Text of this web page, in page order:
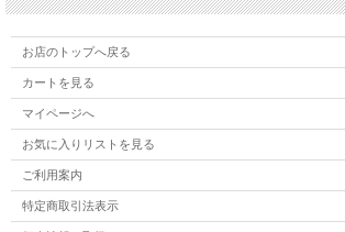
お店のトップへ戻る
カートを見る
マイページへ
お気に入りリストを見る
ご利用案内
特定商取引法表示